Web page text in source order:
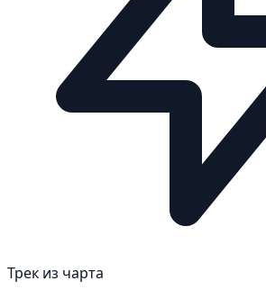
Трек из чарта